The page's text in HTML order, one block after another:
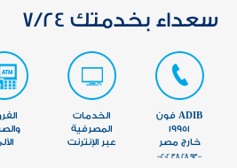
سعداء بخدمتك 7/24
ADIB فون
19951
خارج مصر
9300 28 38 00202
الخدمات
المصرفية
عبر الإنترنت